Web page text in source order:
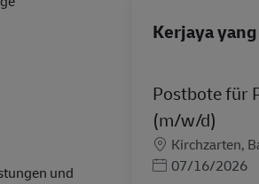
und
Kerjaya
Postbote für
(m/w/d)
LokasiKirchzarten,
Posted Date
07/16/2026